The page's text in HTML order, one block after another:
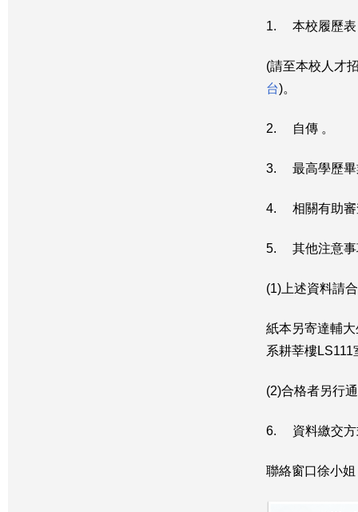
1. 本校履歷表
(請至本校人才
台)。
2. 自傳 。
3. 最高學歷畢
4. 相關有助審
5. 其他注意事
(1)上述資料請
紙本另寄達輔
系耕莘樓LS111
(2)合格者另行
6. 資料繳交方
聯絡窗口徐小